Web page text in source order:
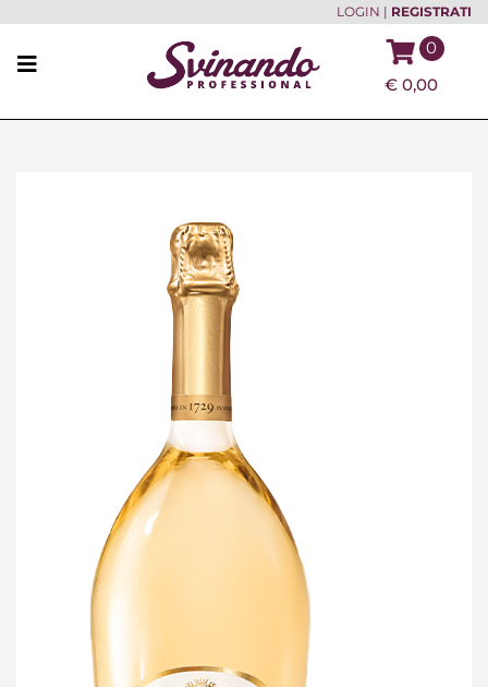
LOGIN | REGISTRATI
0
€ 0,00